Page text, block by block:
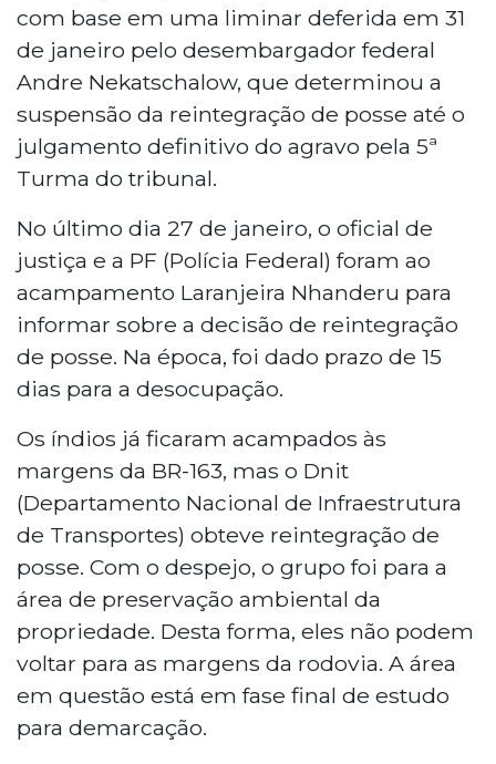
com base em uma liminar deferida em 31
de janeiro pelo desembargador federal
Andre Nekatschalow, que determinou a
suspensão da reintegração de posse até o
julgamento definitivo do agravo pela 5ª
Turma do tribunal.
No último dia 27 de janeiro, o oficial de
justiça e a PF (Polícia Federal) foram ao
acampamento Laranjeira Nhanderu para
informar sobre a decisão de reintegração
de posse. Na época, foi dado prazo de 15
dias para a desocupação.
Os índios já ficaram acampados às
margens da BR-163, mas o Dnit
(Departamento Nacional de Infraestrutura
de Transportes) obteve reintegração de
posse. Com o despejo, o grupo foi para a
área de preservação ambiental da
propriedade. Desta forma, eles não podem
voltar para as margens da rodovia. A área
em questão está em fase final de estudo
para demarcação.